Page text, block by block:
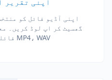
اپنی آڈیو فائل کو
MP4، WAV فائلیں شامل ہیں۔